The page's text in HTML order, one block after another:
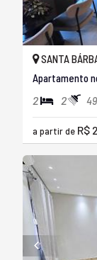
SANTA
Apartamento
2 2
a partir de R$